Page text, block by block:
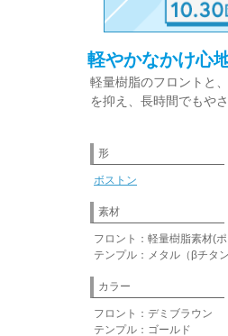
軽やかなかけ心
軽量樹脂のフロントと
を抑え、長時間でもや
形
ボストン
素材
フロント：軽量樹脂素材(
テンプル：メタル（βチタン
カラー
フロント：デミブラウン
テンプル：ゴールド